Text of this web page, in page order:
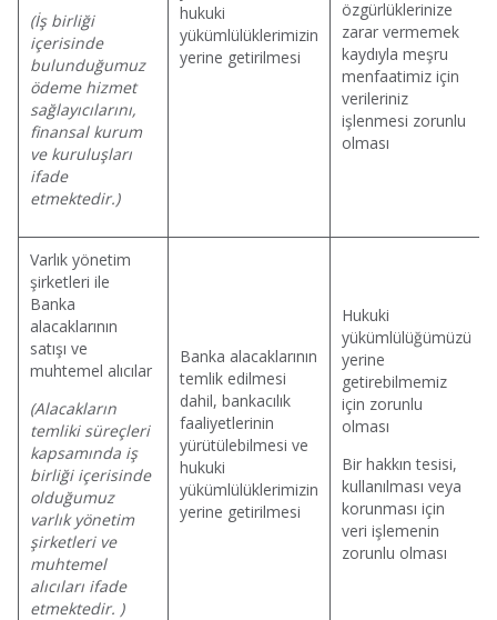
(İş birliği
içerisinde
bulunduğumuz
ödeme hizmet
sağlayıcılarını,
finansal kurum
ve kuruluşları
ifade
etmektedir.)
hukuki
yükümlülüklerimizin
yerine getirilmesi
özgürlüklerinize
zarar vermemek
kaydıyla meşru
menfaatimiz için
verileriniz
işlenmesi zorunlu
olması
Varlık yönetim
şirketleri ile
Banka
alacaklarının
satışı ve
muhtemel alıcılar
(Alacakların
temliki süreçleri
kapsamında iş
birliği içerisinde
olduğumuz
varlık yönetim
şirketleri ve
muhtemel
alıcıları ifade
etmektedir. )
Banka alacaklarının
temlik edilmesi
dahil, bankacılık
faaliyetlerinin
yürütülebilmesi ve
hukuki
yükümlülüklerimizin
yerine getirilmesi
Hukuki
yükümlülüğümüzü
yerine
getirebilmemiz
için zorunlu
olması
Bir hakkın tesisi,
kullanılması veya
korunması için
veri işlemenin
zorunlu olması